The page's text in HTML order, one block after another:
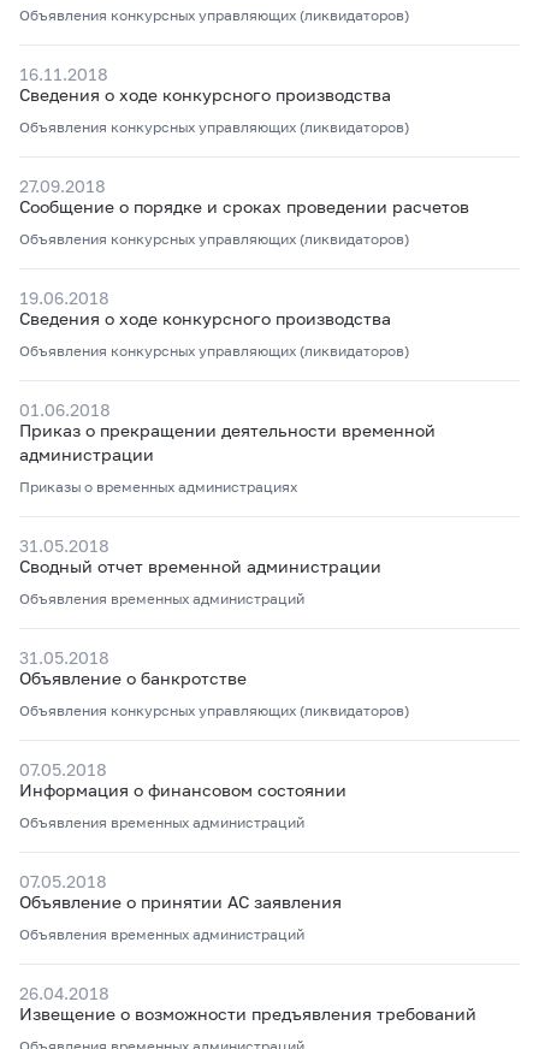
Объявления конкурсных управляющих (ликвидаторов)
16.11.2018
Сведения о ходе конкурсного производства
Объявления конкурсных управляющих (ликвидаторов)
27.09.2018
Сообщение о порядке и сроках проведении расчетов
Объявления конкурсных управляющих (ликвидаторов)
19.06.2018
Сведения о ходе конкурсного производства
Объявления конкурсных управляющих (ликвидаторов)
01.06.2018
Приказ о прекращении деятельности временной
администрации
Приказы о временных администрациях
31.05.2018
Сводный отчет временной администрации
Объявления временных администраций
31.05.2018
Объявление о банкротстве
Объявления конкурсных управляющих (ликвидаторов)
07.05.2018
Информация о финансовом состоянии
Объявления временных администраций
07.05.2018
Объявление о принятии АС заявления
Объявления временных администраций
26.04.2018
Извещение о возможности предъявления требований